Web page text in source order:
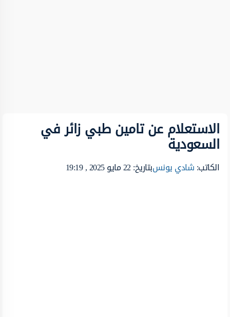
الاستعلام عن تامين طبي زائر في
السعودية
الكاتب:شادي يونسبتاريخ: 22 مايو 2025 , 19:19